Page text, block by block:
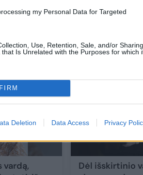
my Personal Data for Targeted
Use, Retention, Sale, and/or Sharing
Is Unrelated with the Purposes for which
Deletion Data Access Privacy
Retas ir poetiškas vardas, apie
dažnai net nesusimąsto:
Gyvenimo būdas 2025-11-21
vardą,
Dėl išskirtinio